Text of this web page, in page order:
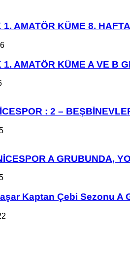
AMATÖR KÜME 8.
AMATÖR KÜME A VE B
: 2 –
A GRUBUNDA,
Kaptan Çebi Sezonu A